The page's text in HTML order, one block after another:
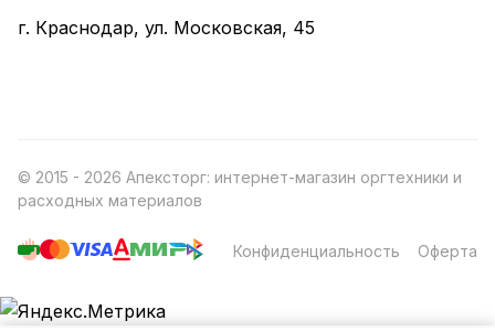
г. Краснодар, ул. Московская, 45
© 2015 - 2026 Апексторг: интернет-магазин оргтехники и
расходных материалов
Конфиденциальность Оферта